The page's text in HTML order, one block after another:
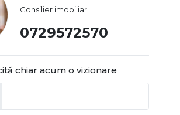
Consilier imobiliar
0729572570
chiar acum o vizionare